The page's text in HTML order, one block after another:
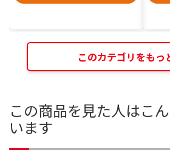
このカテゴリをもっ
この商品を見た人はこ
います